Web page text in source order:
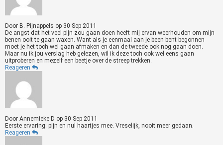
Door B. Pijnappels op 30 Sep 2011
De angst dat het veel pijn zou gaan doen heeft mij ervan weerhouden om mijn
benen ooit te gaan waxen. Want als je eenmaal aan je been bent begonnen
moet je het toch wel gaan afmaken en dan de tweede ook nog gaan doen.
Maar nu ik jou verslag heb gelezen, wil ik deze toch ook wel eens gaan
uitproberen en mezelf een beetje over de streep trekken.
Reageren
Door Annemieke D op 30 Sep 2011
Eerste ervaring: pijn en nul haartjes mee. Vreselijk, nooit meer gedaan.
Reageren